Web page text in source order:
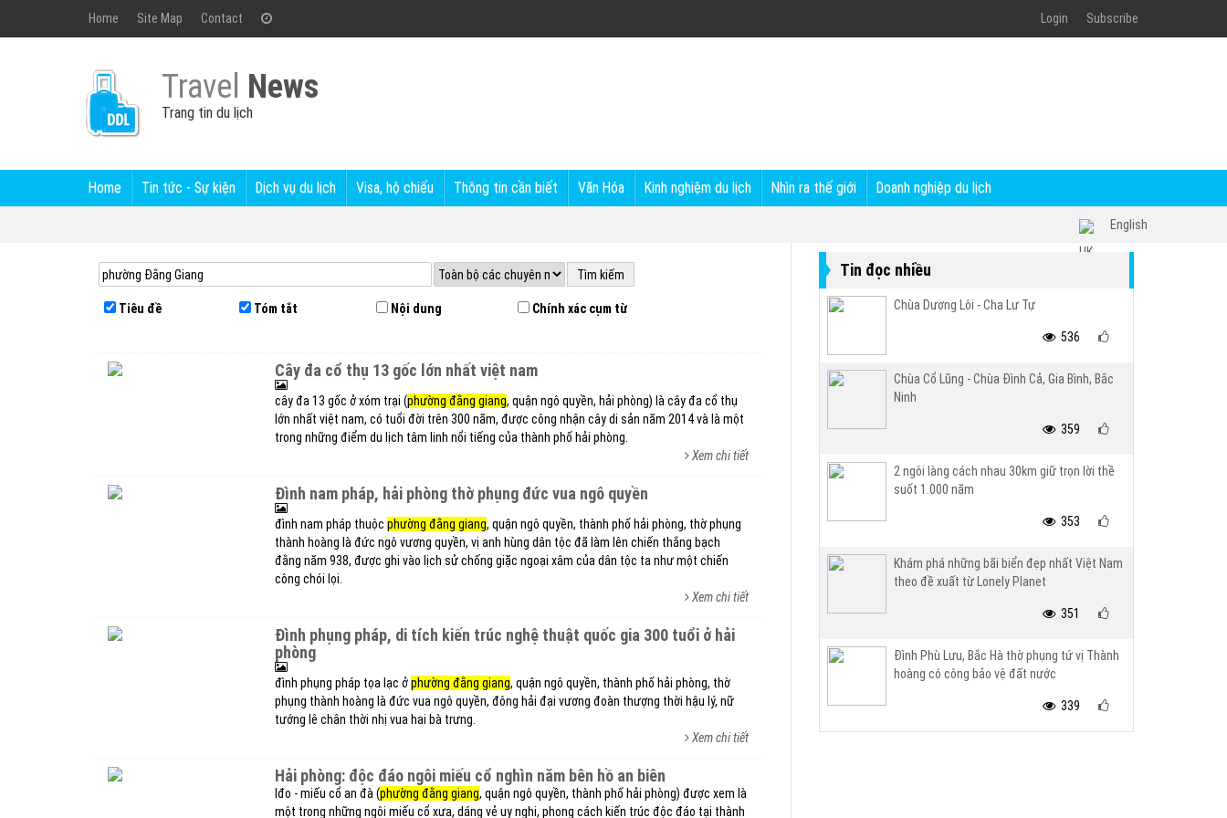
Home Site Map Contact Login Subscribe
Travel News
Trang tin du lịch
Home Tin tức - Sự kiện Dịch vụ du lịch Visa, hộ chiếu Thông tin cần biết Văn Hóa Kinh nghiệm du lịch Nhìn ra thế giới Doanh nghiệp du lịch
English
Tiêu đề Tóm tắt Nội dung Chính xác cụm từ
cây đa cổ thụ 13 gốc lớn nhất việt nam
cây đa 13 gốc ở xóm trại (phường đằng giang, quận ngô quyền, hải phòng) là cây đa cổ thụ
lớn nhất việt nam, có tuổi đời trên 300 năm, được công nhận cây di sản năm 2014 và là một
trong những điểm du lịch tâm linh nổi tiếng của thành phố hải phòng.
Xem chi tiết
đình nam pháp, hải phòng thờ phụng đức vua ngô quyền
đình nam pháp thuộc phường đằng giang, quận ngô quyền, thành phố hải phòng, thờ phụng
thành hoàng là đức ngô vương quyền, vị anh hùng dân tộc đã làm lên chiến thắng bạch
đằng năm 938, được ghi vào lịch sử chống giặc ngoại xâm của dân tộc ta như một chiến
công chói lọi.
Xem chi tiết
đình phụng pháp, di tích kiến trúc nghệ thuật quốc gia 300 tuổi ở hải
phòng
đình phụng pháp tọa lạc ởphường đằng giang, quận ngô quyền, thành phố hải phòng, thờ
phụng thành hoàng là đức vua ngô quyền, đông hải đại vương đoàn thượng thời hậu lý, nữ
tướng lê chân thời nhị vua hai bà trưng.
Xem chi tiết
hải phòng: độc đáo ngôi miếu cổ nghìn năm bên hồ an biên
lđo - miếu cổ an đà (phường đằng giang, quận ngô quyền, thành phố hải phòng) được xem là
một trong những ngôi miếu cổ xưa, dáng vẻ uy nghi, phong cách kiến trúc độc đáo tại thành
Tin đọc nhiều
Chùa Dương Lôi - Cha Lư Tự
536
Chùa Cổ Lũng - Chùa Đình Cả, Gia Bình, Bắc
Ninh
359
2 ngôi làng cách nhau 30km giữ trọn lời thề
suốt 1.000 năm
353
Khám phá những bãi biển đẹp nhất Việt Nam
theo đề xuất từ Lonely Planet
351
Đình Phù Lưu, Bắc Hà thờ phụng tứ vị Thành
hoàng có công bảo vệ đất nước
339